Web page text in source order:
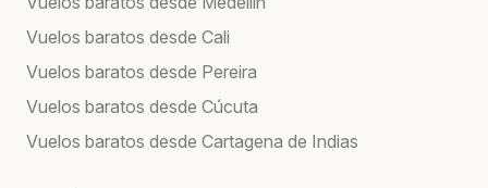
Vuelos baratos desde Cali
Vuelos baratos desde Pereira
Vuelos baratos desde Cúcuta
Vuelos baratos desde Cartagena de Indias